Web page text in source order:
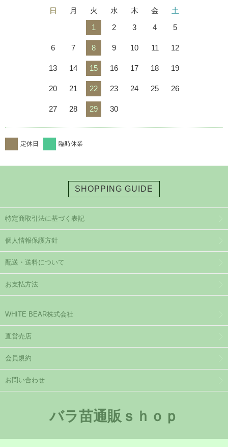
日 月 火 水 木 金
土
1
2 3 4 5
6 7 8 9 10 11 12
13 14 15 16 17 18 19
20 21 22 23 24 25 26
27 28 29 30
定休日 臨時休業
SHOPPING GUIDE
特定商取引法に基づく表記
個人情報保護方針
配送・送料について
お支払方法
WHITE BEAR株式会社
直営売店
会員規約
お問い合わせ
バラ苗通販ｓｈｏｐ